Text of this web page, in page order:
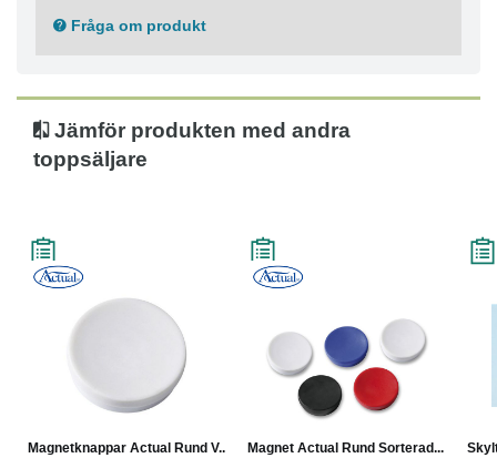
Fråga om produkt
Jämför produkten med andra
toppsäljare
Magnetknappar Actual Rund V... Magnet Actual Rund Sorterad...